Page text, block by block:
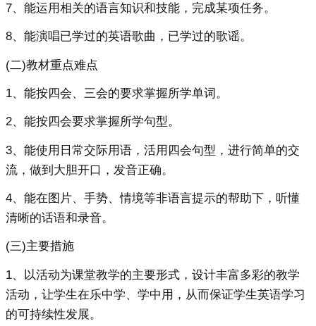
7、能运用相关的语言知识和技能，完成某项任务。
8、能演唱已学过的英语歌曲，已学过的歌谣。
(二)教材重点难点
1、能按四会、三会的要求掌握所学单词。
2、能按四会要求掌握所学句型。
3、能使用日常交际用语，活用四会句型，进行简单的交
流，做到大胆开口，发音正确。
4、能在图片、手势、情境等非语言提示的帮助下，听懂
清晰的话语和录音。
(三)主要措施
1、以活动为课堂教学的主要形式，设计丰富多彩的教学
活动，让学生在乐中学、学中用，从而保证学生英语学习
的可持续性发展。